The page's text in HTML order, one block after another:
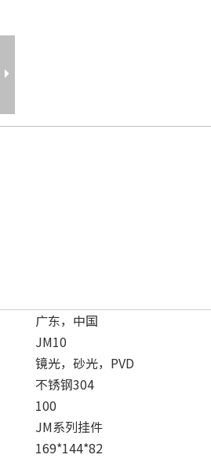
广东，中国
JM10
镜光，砂光，PVD
不锈钢304
100
JM系列挂件
169*144*82